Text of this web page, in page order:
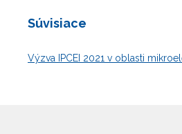
Súvisiace
Výzva IPCEI 2021 v oblasti